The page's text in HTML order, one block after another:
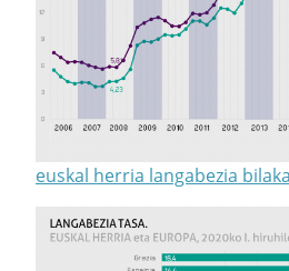
euskal herria langabezia